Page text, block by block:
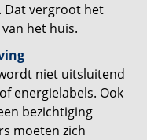
Dat vergroot het
het huis.
niet uitsluitend
energielabels. Ook
bezichtiging
moeten zich